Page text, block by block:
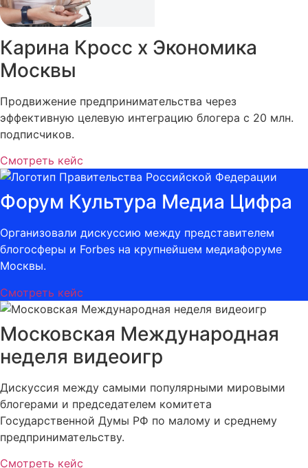
Карина Кросс х Экономика
Москвы
Продвижение предпринимательства через
эффективную целевую интеграцию блогера с 20 млн.
подписчиков.
Смотреть кейс
Форум Культура Медиа Цифра
Организовали дискуссию между представителем
блогосферы и Forbes на крупнейшем медиафоруме
Москвы.
Смотреть кейс
Московская Международная
неделя видеоигр
Дискуссия между самыми популярными мировыми
блогерами и председателем комитета
Государственной Думы РФ по малому и среднему
предпринимательству.
Смотреть кейс